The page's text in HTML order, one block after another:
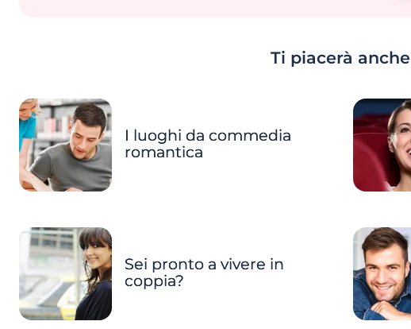
Ti piacerà anche
I luoghi da commedia
romantica
Sei pronto a vivere in
coppia?